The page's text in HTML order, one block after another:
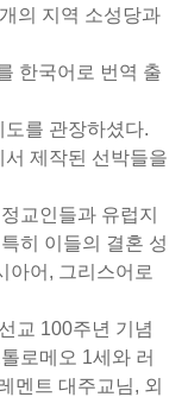
의 지역 소성당과
한국어로 번역 출
를 관장하셨다.
제작된 선박들을
교인들과 유럽지
히 이들의 결혼 성
아어, 그리스어로
교 100주년 기념
로메오 1세와 러
멘트 대주교님, 외